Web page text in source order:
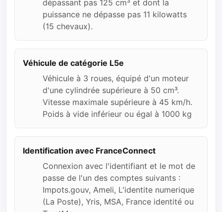
dépassant pas 125 cm³ et dont la
puissance ne dépasse pas 11 kilowatts
(15 chevaux).
Véhicule de catégorie L5e
Véhicule à 3 roues, équipé d'un moteur
d'une cylindrée supérieure à 50 cm³.
Vitesse maximale supérieure à 45 km/h.
Poids à vide inférieur ou égal à 1000 kg
Identification avec FranceConnect
Connexion avec l'identifiant et le mot de
passe de l'un des comptes suivants :
Impots.gouv, Ameli, L'identite numerique
(La Poste), Yris, MSA, France identité ou